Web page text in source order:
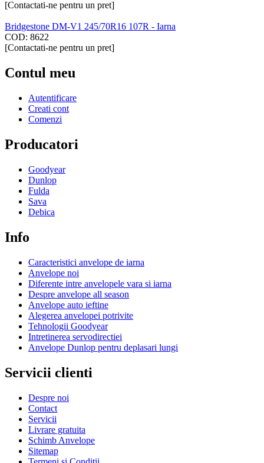
[Contactati-ne pentru un pret]
Bridgestone DM-V1 245/70R16 107R - Iarna
COD: 8622
[Contactati-ne pentru un pret]
Contul meu
Autentificare
Creati cont
Comenzi
Producatori
Goodyear
Dunlop
Fulda
Sava
Debica
Info
Caracteristici anvelope de iarna
Anvelope noi
Diferente intre anvelopele vara si iarna
Despre anvelope all season
Anvelope auto ieftine
Alegerea anvelopei potrivite
Tehnologii Goodyear
Intretinerea servodirectiei
Anvelope Dunlop pentru deplasari lungi
Servicii clienti
Despre noi
Contact
Servicii
Livrare gratuita
Schimb Anvelope
Sitemap